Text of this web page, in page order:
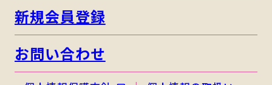
新規会員登録
お問い合わせ